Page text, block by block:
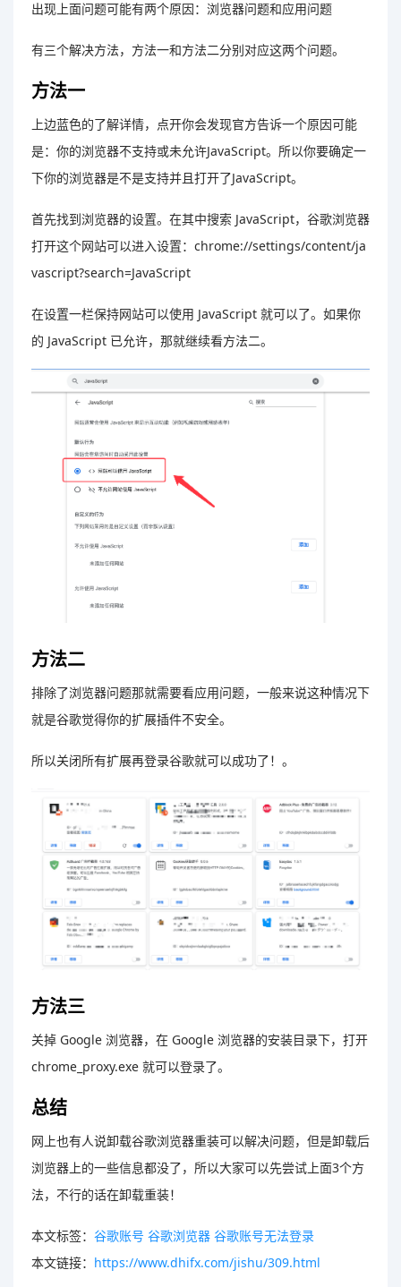
出现上面问题可能有两个原因：浏览器问题和应用问题
有三个解决方法，方法一和方法二分别对应这两个问题。
方法一
上边蓝色的了解详情，点开你会发现官方告诉一个原因可能
是：你的浏览器不支持或未允许JavaScript。所以你要确定一
下你的浏览器是不是支持并且打开了JavaScript。
首先找到浏览器的设置。在其中搜索 JavaScript，谷歌浏览器
打开这个网站可以进入设置：chrome://settings/content/ja
vascript?search=JavaScript
在设置一栏保持网站可以使用 JavaScript 就可以了。如果你
的 JavaScript 已允许，那就继续看方法二。
方法二
排除了浏览器问题那就需要看应用问题，一般来说这种情况下
就是谷歌觉得你的扩展插件不安全。
所以关闭所有扩展再登录谷歌就可以成功了！。
方法三
关掉 Google 浏览器，在 Google 浏览器的安装目录下，打开
chrome_proxy.exe 就可以登录了。
总结
网上也有人说卸载谷歌浏览器重装可以解决问题，但是卸载后
浏览器上的一些信息都没了，所以大家可以先尝试上面3个方
法，不行的话在卸载重装！
本文标签： 谷歌账号 谷歌浏览器 谷歌账号无法登录
本文链接： https://www.dhifx.com/jishu/309.html